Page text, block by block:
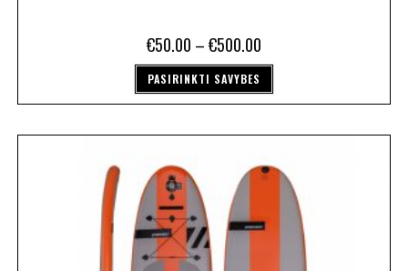
€50.00 –€500.00
PASIRINKTI SAVYBES